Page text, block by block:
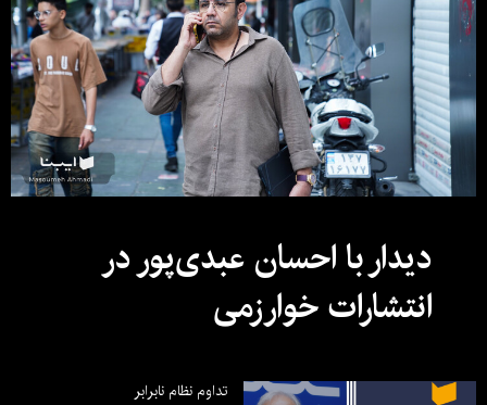
دیدار با احسان عبدی‌پور در
انتشارات خوارزمی
تداوم نظام نابرابر